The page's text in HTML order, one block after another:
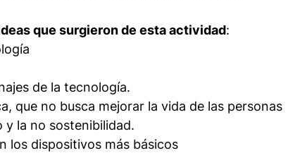
que surgieron de esta actividad:
de la tecnología.
que no busca mejorar la vida de las personas
y la no sostenibilidad.
los dispositivos más básicos